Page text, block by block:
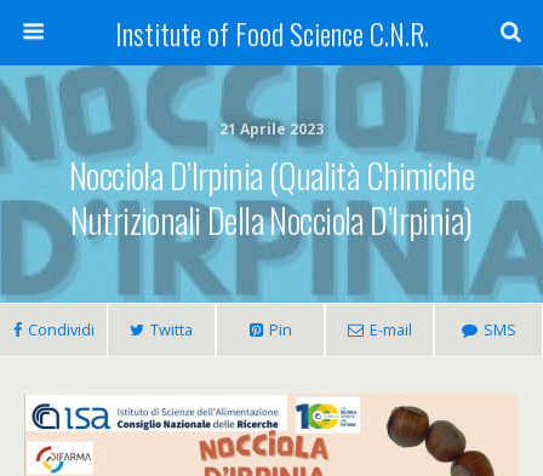
Institute of Food Science C.N.R.
21 Aprile 2023
Nocciola D’Irpinia (Qualità Chimiche
Nutrizionali Della Nocciola D’Irpinia)
Condividi Twitta Pin E-mail SMS